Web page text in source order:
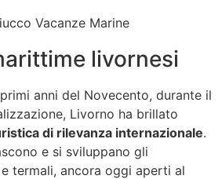
livornesi
anni del Novecento, durante il
Livorno ha brillato
di rilevanza internazionale.
e si sviluppano gli
termali, ancora oggi aperti al